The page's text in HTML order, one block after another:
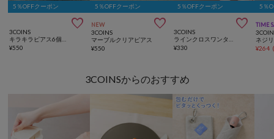
5％OFFクーポン

3COINS
¥550
5％OFFクーポン
NEW 
3COINS
マーブルクリアピアス
¥550
5％OFFクーポン

3COINS
¥330
5％
TIME
ネジ
¥264
3COINSからのおすすめ